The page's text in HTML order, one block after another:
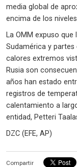
media global de
encima de los
La OMM expuso
Sudamérica y partes
calores extremos
Rusia son
años han estado
registros de
calentamiento a
entidad, Petteri
DZC (EFE, AP)
Compartir